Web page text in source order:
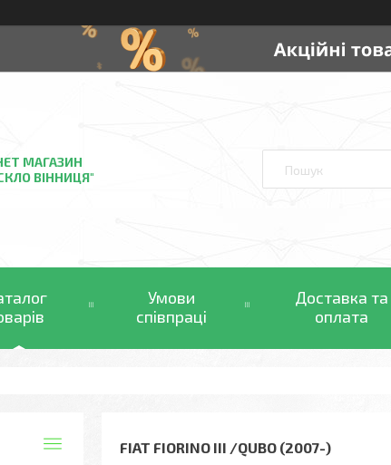
МАГАЗИН
ВІННИЦЯ"
Умови
співпраці
Доставка та
оплата
FIAT FIORINO III /QUBO (2007-)